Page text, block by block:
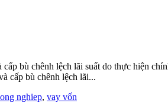
bù chênh lệch lãi suất do thực hiện
cấp bù chênh lệch lãi...
nghiep, vay vốn